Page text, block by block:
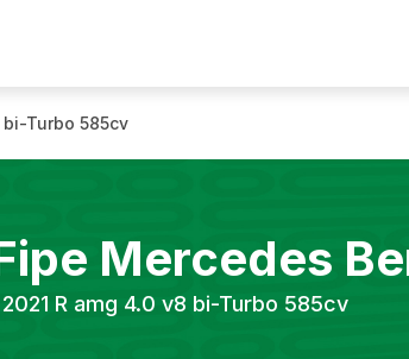
bi-Turbo 585cv
Mercedes
2021 R amg 4.0 v8 bi-Turbo 585cv